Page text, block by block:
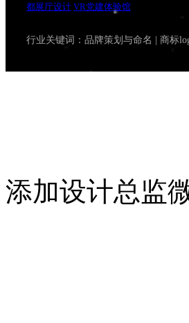
都展厅设计 VR党建体验馆
行业关键词：品牌策划与命名 | 商标
添加设计总监